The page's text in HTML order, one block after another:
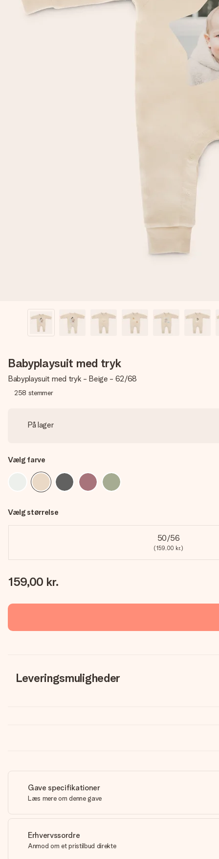
Babyplaysuit med tryk
Babyplaysuit med tryk - Beige - 62/68
258 stemmer
På lager
Vælg farve
Vælg størrelse
50/56
(159,00 kr.)
159,00 kr.
Leveringsmuligheder
Gave specifikationer
Læs mere om denne gave
Erhvervssordre
Anmod om et pristilbud direkte